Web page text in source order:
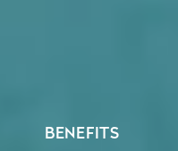
BENEFITS